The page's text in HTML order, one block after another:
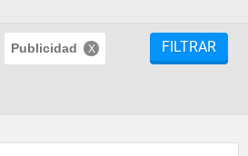
Publicidad FILTRAR